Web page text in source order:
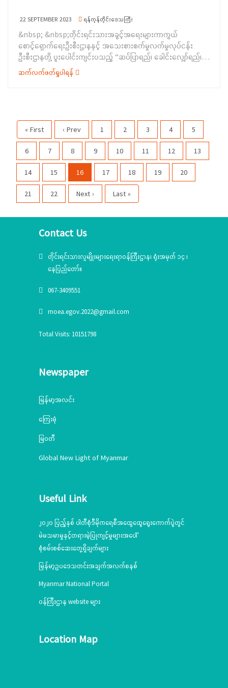
ပါသည်။အဆိုပါ သင်တန်းကို ဉဿလင်းဘုန်းတော်ကြီးကျောင်း၌
သင်ကြားပို့ချပေးသွားမည်ဖြစ်ပြီး သင်တန်းသူ (၁၇)ဦး က တက်
ရောက် သင်ကြားသွားမည်ဖြစ်ကြောင်း သိရှိရပါသည်။&nbsp;
22 SEPTEMBER 2023 ရန်ကုန်တိုင်းဒေသကြီး
&nbsp; &nbsp;တိုင်းရင်းသားအခွင့်အရေးများကာကွယ်
စောင့်ရှောက်ရေးဦးစီးဌာနနှင့် အသေးစားစက်မှုလက်မှုလုပ်ငန်း
ဦးစီးဌာနတို့ ပူးပေါင်းကျင်းပသည့် “ဆပ်ပြာရည်၊ ခေါင်းလျှော်ရည်၊
ဆပ်ပြာခဲ၊ လက်သန့်ဆေးရည်လူသုံးကုန်ထုတ်လုပ်မှုနည်းပညာသင်
တန်းဖွင့်ပွဲအခမ်းအနား”ကို (၁၉-၉-၂၀၂၃) ရက်နေ့နံနက် (၁၀:၀၀)
ဦးစီးဌာန၊ ရန်ကုန် တိုင်းဒေသကြီးညွှန်ကြားရေးမှူးရုံးမှ ဒုတိယညွှန်
ကြားရေးမှူး ဒေါ်ဖြူဖြူဝင်းက တိုင်းရင်းသား လူမျိုးများရေးရာ
ဝန်ကြီးဌာနအကြောင်းမိတ်ဆက်ခြင်း၊ တိုင်းရင်းသားလူမျိုးများ၏
အခွင့်အရေး ကာကွယ်စောင့်ရှောက်သည့်ဥပဒေ၊ နည်း ဥပဒေများ
အကြောင်းတို့ကိုလည်းကောင်း၊ တိုင်းရင်းသား အချင်းချင်း အမုန်း
စကားနှင့် အကြမ်းဖက်မှုဖြစ်စေရန် လှုံ့ဆော်မှုကို တားဆီးရေးဆိုင်ရာ
သိကောင်းစရာများကိုလည်းကောင်း၊ လူသုံးကုန်ထုတ်လုပ်မှုနည်း
ပညာသင်တန်း ဖွင့်လှစ်ပေး ရခြင်း ရည်ရွယ်ချက်များကိုလည်းကောင်း
အရာရှိ ဒေါ်ခင်စန်းထွေးက အသေးစားစက်မှုလက်မှုဦးစီးဌာန၏
ခြင်း၏ ရည်ရွယ်ချက်၊ သင်တန်းတွင် သင်ကြားပေးမည့်
အကြောင်းအရာများနှင့် အမျိုးအစား တို့ကို ရှင်းလင်းပြောကြားခဲ့
ကရင်စာပေနှင့် ယဉ်ကျေးမှုအသင်း အတွင်းရေးမှူး&nbsp; ဦးစော
&nbsp; &nbsp; အဆိုပါ လူသုံးကုန်ထုတ်လုပ်မှုနည်းပညာသင်တန်း
ရက်ကြာ သင်ကြားပို့ချပေးသွားမည်ဖြစ်ပြီး သင်တန်းသား၊ သင်တန်း
ဆက်လက်ဖတ်ရှုပါရန်
« First ‹ Prev 1 2 3 4 5
6 7 8 9 10 11 12 13
14 15 16 17 18 19 20
21 22 Next › Last »
Contact Us
တိုင်းရင်းသားလူမျိုးများရေးရာဝန်ကြီးဌာန၊ ရုံးအမှတ် ၁၄ ၊
နေပြည်တော်။
067-3409551
moea.egov.2022@gmail.com
Total Visits: 10151798
Newspaper
မြန်မာ့အလင်း
ကြေးမုံ
မြဝတီ
Global New Light of Myanmar
Useful Link
၂၀၂၀ ပြည့်နှစ် ပါတီစုံဒီမိုကရေစီအထွေထွေရွေးကောက်ပွဲတွင်
မဲမသမာမှုနှင့်တရားမဲ့ပြုကျင့်မှုများအပေါ်
စုံစမ်းစစ်ဆေးတွေ့ရှိချက်များ
မြန်မာ့ဥပဒေသတင်းအချက်အလက်စနစ်
Myanmar National Portal
ဝန်ကြီးဌာန website များ
Location Map